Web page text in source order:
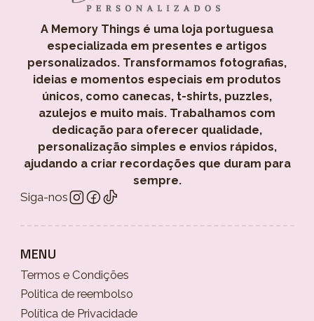
A Memory Things é uma loja portuguesa
especializada em presentes e artigos
personalizados. Transformamos fotografias,
ideias e momentos especiais em produtos
únicos, como canecas, t-shirts, puzzles,
azulejos e muito mais. Trabalhamos com
dedicação para oferecer qualidade,
personalização simples e envios rápidos,
ajudando a criar recordações que duram para
sempre.
Siga-nos
MENU
Termos e Condições
Politica de reembolso
Política de Privacidade